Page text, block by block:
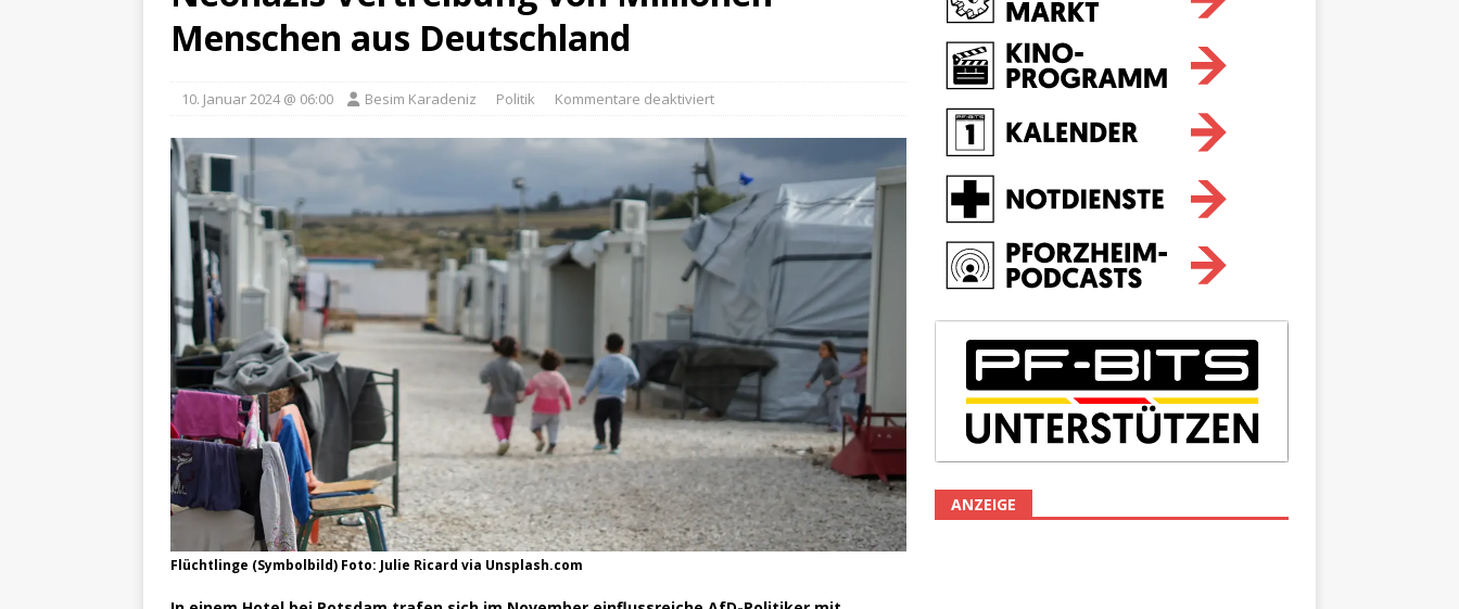
Menschen aus Deutschland
10. Januar 2024 @ 06:00 Besim Karadeniz Politik Kommentare deaktiviert
Flüchtlinge (Symbolbild) Foto: Julie Ricard via Unsplash.com
ANZEIGE